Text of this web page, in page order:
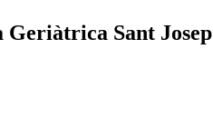
Geriàtrica Sant Josep